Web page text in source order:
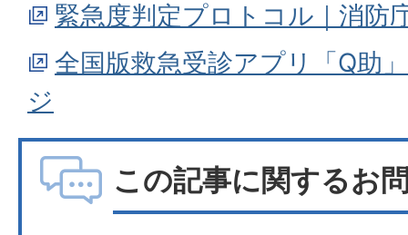
緊急度判定プロトコル｜消防
全国版救急受診アプリ「Q助
ジ
この記事に関するお